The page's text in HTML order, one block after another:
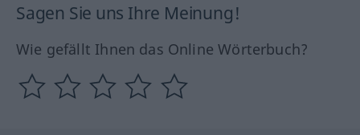
Sagen Sie uns Ihre Meinung!
Wie gefällt Ihnen das Online Wörterbuch?